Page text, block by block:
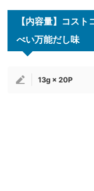
【内容量】コス
べい万能だし味
13g × 20P